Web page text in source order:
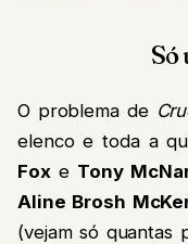
Só
O problema de
elenco e toda a
Foxe Tony
Aline Brosh
(vejam só quantas